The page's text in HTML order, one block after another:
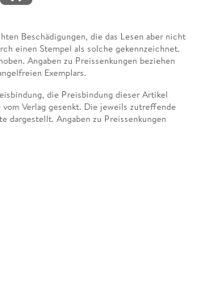
Beschädigungen, die das Lesen aber nicht
einen Stempel als solche gekennzeichnet.
Angaben zu Preissenkungen beziehen
Exemplars.
die Preisbindung dieser Artikel
Verlag gesenkt. Die jeweils zutreffende
dargestellt. Angaben zu Preissenkungen